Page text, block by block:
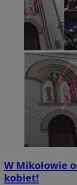
W Mikołowie
kobiet!